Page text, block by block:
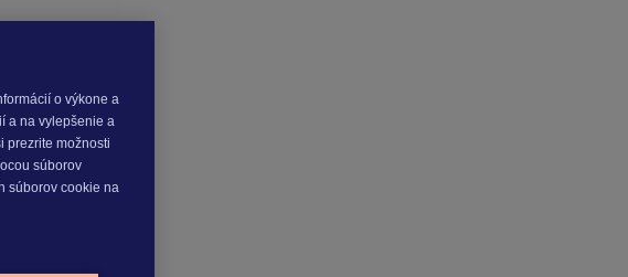
o výkone a
a na vylepšenie a
prezrite možnosti
súborov
súborov cookie na